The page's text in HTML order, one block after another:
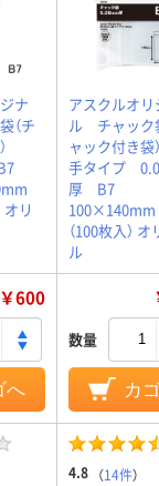
ナ
（チ
オリ
アスクルオリ
ル チャック
ャック付き
手タイプ
厚 B7
（100枚入）
ル
￥600
へ
数量
カ
4.8 （14件）